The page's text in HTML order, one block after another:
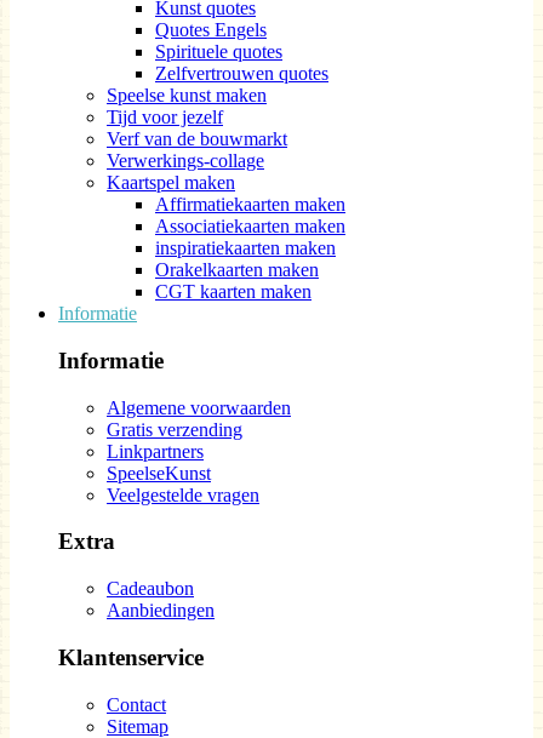
Kunst quotes
Quotes Engels
Spirituele quotes
Zelfvertrouwen quotes
Speelse kunst maken
Tijd voor jezelf
Verf van de bouwmarkt
Verwerkings-collage
Kaartspel maken
Affirmatiekaarten maken
Associatiekaarten maken
inspiratiekaarten maken
Orakelkaarten maken
CGT kaarten maken
Informatie
Informatie
Algemene voorwaarden
Gratis verzending
Linkpartners
SpeelseKunst
Veelgestelde vragen
Extra
Cadeaubon
Aanbiedingen
Klantenservice
Contact
Sitemap